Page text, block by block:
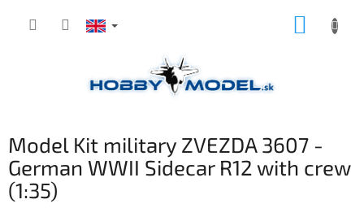
Model Kit military ZVEZDA 3607 -
German WWII Sidecar R12 with crew
(1:35)